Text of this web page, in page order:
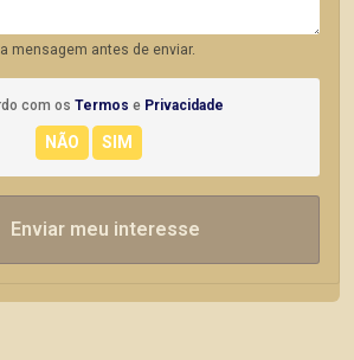
mensagem antes de enviar.
com os Termos e Privacidade
Enviar meu interesse